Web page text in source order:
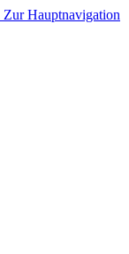
Zur Hauptnavigation